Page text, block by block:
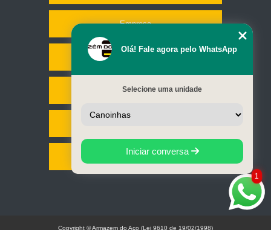
Empresa
Serviços
Mapa do site
1
Olá! Fale agora pelo WhatsApp
Selecione uma unidade
Iniciar conversa
Copyright © Armazem do Aço (Lei 9610 de 19/02/1998)